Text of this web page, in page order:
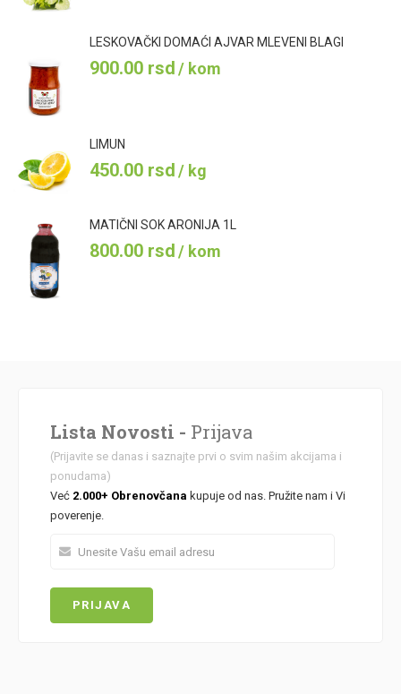
LESKOVAČKI DOMAĆI AJVAR MLEVENI BLAGI
900.00 rsd/ kom
LIMUN
450.00 rsd/ kg
MATIČNI SOK ARONIJA 1L
800.00 rsd/ kom
Lista Novosti - Prijava
(Prijavite se danas i saznajte prvi o svim našim akcijama i
ponudama)
Već 2.000+ Obrenovčana kupuje od nas. Pružite nam i Vi
poverenje.